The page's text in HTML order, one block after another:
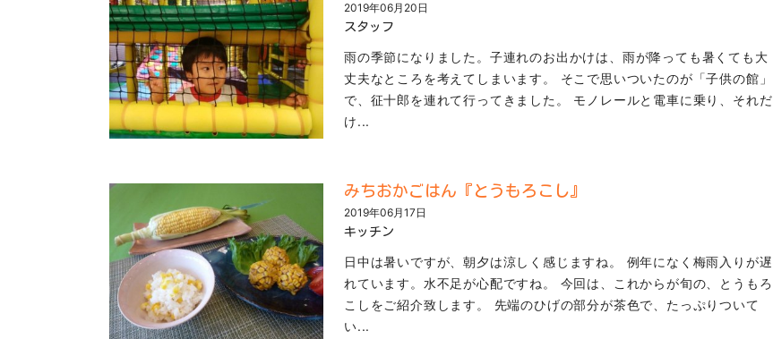
2019年06月20日
スタッフ
雨の季節になりました。子連れのお出かけは、雨が降っても暑くても大
丈夫なところを考えてしまいます。 そこで思いついたのが「子供の館」
で、征十郎を連れて行ってきました。 モノレールと電車に乗り、それだ
け...
みちおかごはん『とうもろこし』
2019年06月17日
キッチン
日中は暑いですが、朝夕は涼しく感じますね。 例年になく梅雨入りが遅
れています。水不足が心配ですね。 今回は、これからが旬の、とうもろ
こしをご紹介致します。 先端のひげの部分が茶色で、たっぷりついて
い...